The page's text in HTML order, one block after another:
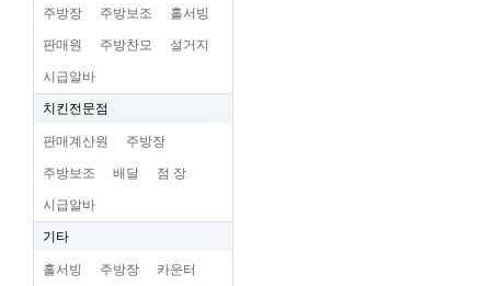
주방장 주방보조 홀서빙
판매원 주방찬모 설거지
시급알바
치킨전문점
판매계산원 주방장
주방보조 배달 점 장
시급알바
기타
홀서빙 주방장 카운터